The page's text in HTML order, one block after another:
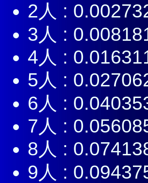
2人 :
3人 :
4人 :
5人 :
6人 :
7人 :
8人 :
9人 :